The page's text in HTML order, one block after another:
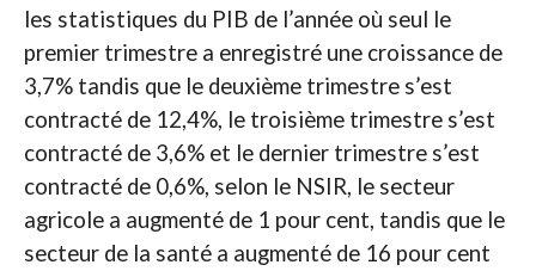
les statistiques du PIB de l’année où seul le
premier trimestre a enregistré une croissance de
3,7% tandis que le deuxième trimestre s’est
contracté de 12,4%, le troisième trimestre s’est
contracté de 3,6% et le dernier trimestre s’est
contracté de 0,6%, selon le NSIR, le secteur
agricole a augmenté de 1 pour cent, tandis que le
secteur de la santé a augmenté de 16 pour cent